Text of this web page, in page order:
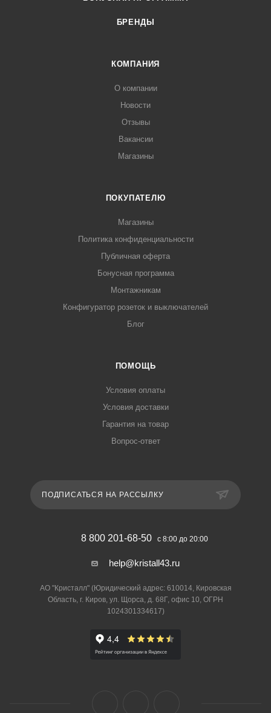
БРЕНДЫ
КОМПАНИЯ
О компании
Новости
Отзывы
Вакансии
Магазины
ПОКУПАТЕЛЮ
Магазины
Политика конфиденциальности
Публичная оферта
Бонусная программа
Монтажникам
Конфигуратор розеток и выключателей
Блог
ПОМОЩЬ
Условия оплаты
Условия доставки
Гарантия на товар
Вопрос-ответ
ПОДПИСАТЬСЯ НА РАССЫЛКУ
8 800 201-68-50 с 8:00 до 20:00
help@kristall43.ru
АО "Кристалл" (Юридический адрес: 610014, Кировская
Область, г. Киров, ул. Щорса, д. 68Г, офис 10, ОГРН
1024301334617)